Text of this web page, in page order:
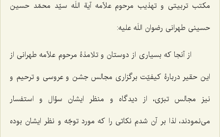
مکتب تربیتی و تهذیب مرحوم علاّمه آیة اللَه سیّد محمّد حسین
حسینی طهرانی رضوان اللَه علیه:
از آنجا که بسیاری از دوستان و تلامذۀ مرحوم علاّمه طهرانی از
این حقیر دربارۀ کیفیّت برگزاری مجالس جشن و عروسی و ترحیم و
نیز مجالس تبرّی، از دیدگاه و منظر ایشان سؤال و استفسار
می‌نمودند، لذا بر آن شدم نکاتی را که مورد توجّه و نظر ایشان بوده